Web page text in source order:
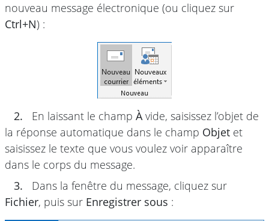
nouveau message électronique (ou cliquez sur
Ctrl+N) :
2. En laissant le champ Àvide, saisissez l’objet de
la réponse automatique dans le champ Objet et
saisissez le texte que vous voulez voir apparaître
dans le corps du message.
3.
Dans la fenêtre du message, cliquez sur
Fichier, puis sur Enregistrer sous :